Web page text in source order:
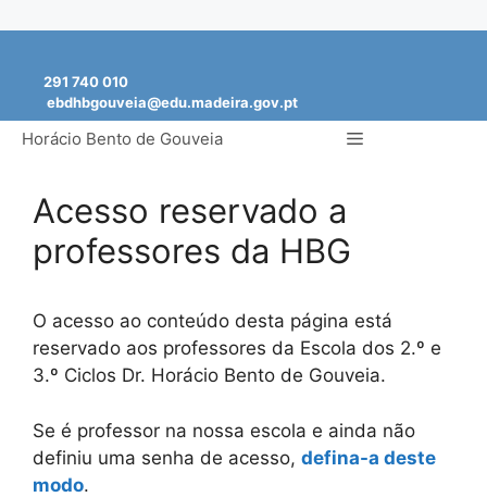
conteúdo
291 740 010
ebdhbgouveia@edu.madeira.gov.pt
Horácio Bento de Gouveia Menu
Acesso reservado a
professores da HBG
O acesso ao conteúdo desta página está
reservado aos professores da Escola dos 2.º e
3.º Ciclos Dr. Horácio Bento de Gouveia.
Se é professor na nossa escola e ainda não
definiu uma senha de acesso, defina-a deste
modo.